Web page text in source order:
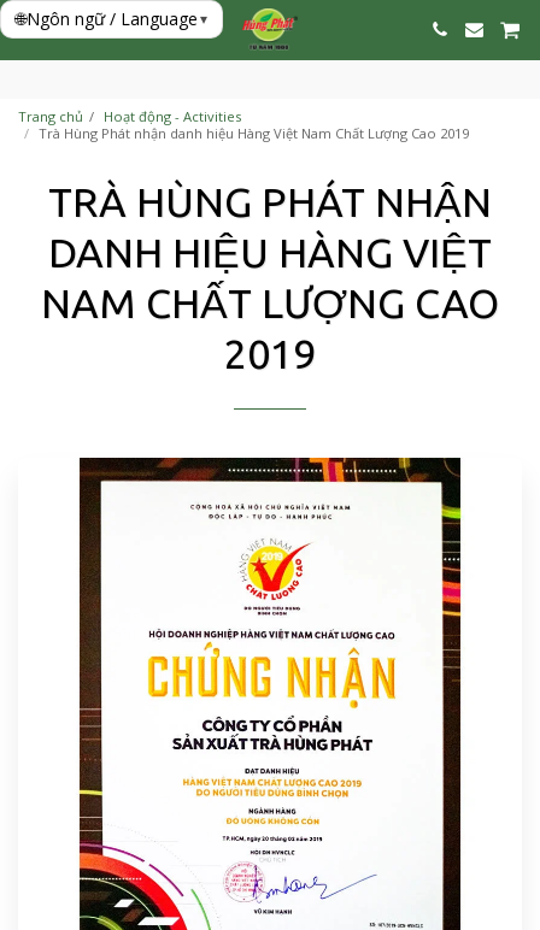
🌐Ngôn ngữ / Language▾
Trang chủ
Hoạt động - Activities
Trà Hùng Phát nhận danh hiệu Hàng Việt Nam Chất Lượng Cao 2019
TRÀ HÙNG PHÁT NHẬN
DANH HIỆU HÀNG VIỆT
NAM CHẤT LƯỢNG CAO
2019